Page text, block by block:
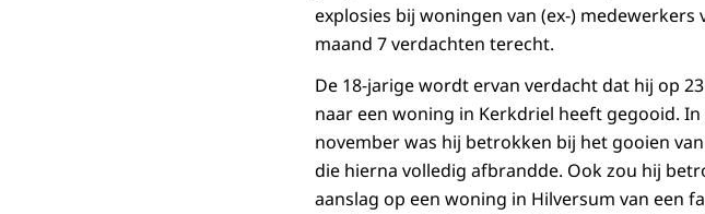
explosies bij woningen van (ex-)
maand 7 verdachten terecht.
De 18-jarige wordt ervan verdacht dat hij op
naar een woning in Kerkdriel heeft gegooid.
november was hij betrokken bij het gooien
die hierna volledig afbrandde. Ook zou hij
aanslag op een woning in Hilversum van een